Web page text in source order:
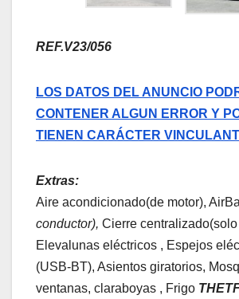
REF.V23/056
LOS DATOS DEL ANUNCIO
CONTENER ALGUN ERROR Y
TIENEN CARÁCTER
Extras:
Aire acondicionado(de motor),
conductor), Cierre
Elevalunas eléctricos , Espejos
(USB-BT), Asientos giratorios,
ventanas, claraboyas , Frigo